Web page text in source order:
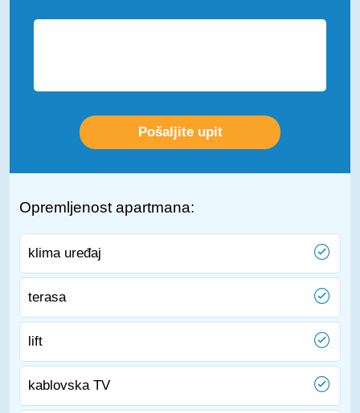
Opremljenost apartmana:
klima uređaj
terasa
lift
kablovska TV